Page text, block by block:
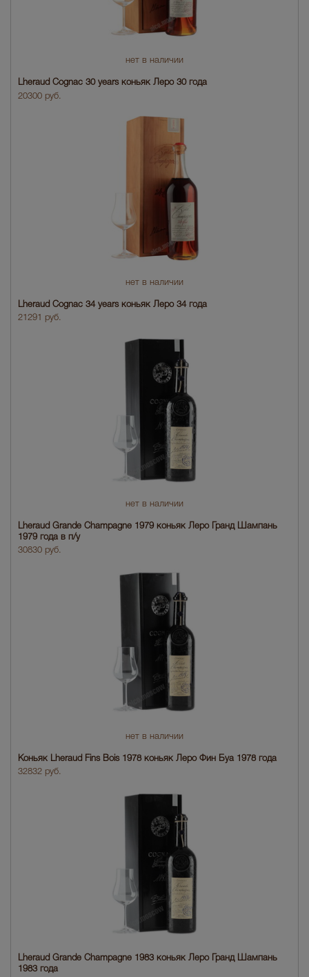
нет в наличии
Lheraud Cognac 30 years коньяк Леро 30 года
20300 руб.
нет в наличии
Lheraud Cognac 34 years коньяк Леро 34 года
21291 руб.
нет в наличии
Lheraud Grande Champagne 1979 коньяк Леро Гранд Шампань
1979 года в п/у
30830 руб.
нет в наличии
Коньяк Lheraud Fins Bois 1978 коньяк Леро Фин Буа 1978 года
32832 руб.
Lheraud Grande Champagne 1983 коньяк Леро Гранд Шампань
1983 года